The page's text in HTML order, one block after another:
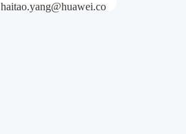
haitao.yang@huawei.com